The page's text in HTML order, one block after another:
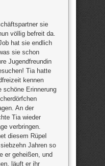
sie
völlig befreit da.
hat sie endlich
sie schon
Jugendfreundin
Tia hatte
kennen
schöne Erinnerung
An der
Tia wieder
verbringen.
diesem Rüpel
Jahren so
er geheißen, und
läuft er ihr